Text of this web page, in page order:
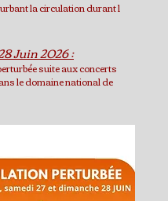
la circulation durant 1
Juin 2026 :
suite aux concerts
le domaine national de